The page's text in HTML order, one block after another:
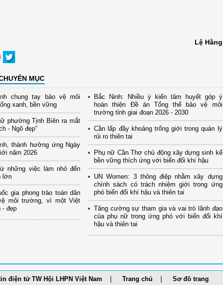
Lệ Hằng
MỤC
chung tay bảo vệ môi
xanh, bền vững
phường Tịnh Biên ra mắt
- Ngõ đẹp”
thành hưởng ứng Ngày
năm 2026
những việc làm nhỏ đến
lớn
gia phong trào toàn dân
môi trường, vì một Việt
- đẹp
Bắc Ninh: Nhiều ý kiến tâm huyết góp ý
hoàn thiện Đề án Tổng thể bảo vệ môi
trường tỉnh giai đoạn 2026 - 2030
Cần lấp đầy khoảng trống giới trong quản lý
rủi ro thiên tai
Phụ nữ Cần Thơ chủ động xây dựng sinh kế
bền vững thích ứng với biến đổi khí hậu
UN Women: 3 thông điệp nhằm xây dựng
chính sách có trách nhiệm giới trong ứng
phó biến đổi khí hậu và thiên tai
Tăng cường sự tham gia và vai trò lãnh đạo
của phụ nữ trong ứng phó với biến đổi khí
hậu và thiên tai
điện tử TW Hội LHPN Việt Nam Trang chủ Sơ đồ trang